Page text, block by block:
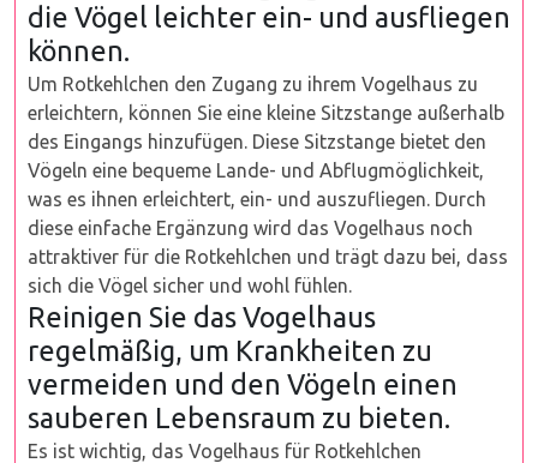
die Vögel leichter ein- und ausfliegen
können.
Um Rotkehlchen den Zugang zu ihrem Vogelhaus zu
erleichtern, können Sie eine kleine Sitzstange außerhalb
des Eingangs hinzufügen. Diese Sitzstange bietet den
Vögeln eine bequeme Lande- und Abflugmöglichkeit,
was es ihnen erleichtert, ein- und auszufliegen. Durch
diese einfache Ergänzung wird das Vogelhaus noch
attraktiver für die Rotkehlchen und trägt dazu bei, dass
sich die Vögel sicher und wohl fühlen.
Reinigen Sie das Vogelhaus
regelmäßig, um Krankheiten zu
vermeiden und den Vögeln einen
sauberen Lebensraum zu bieten.
Es ist wichtig, das Vogelhaus für Rotkehlchen